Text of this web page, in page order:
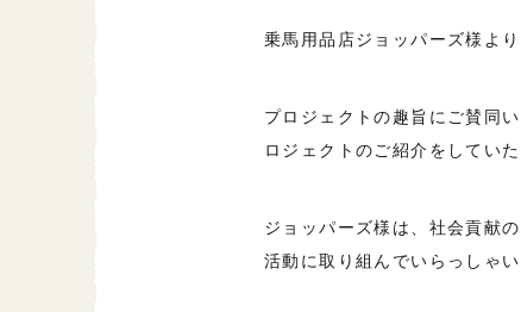
乗馬用品店ジョッパーズ様よ
プロジェクトの趣旨にご賛同
ロジェクトのご紹介をしてい
ジョッパーズ様は、社会貢献
活動に取り組んでいらっしゃい